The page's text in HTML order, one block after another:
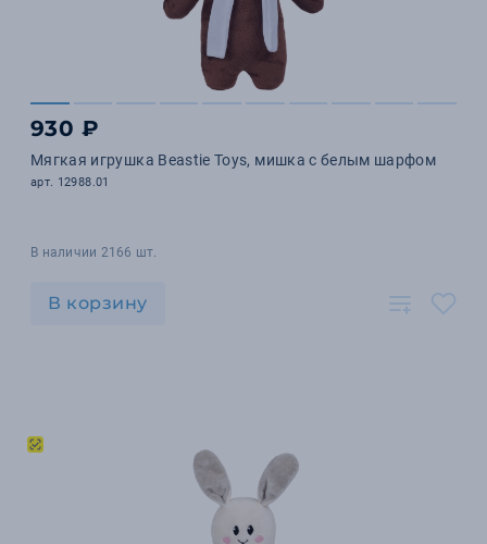
930 ₽
Мягкая игрушка Beastie Toys, мишка с белым шарфом
арт. 12988.01
В наличии 2166 шт.
В корзину